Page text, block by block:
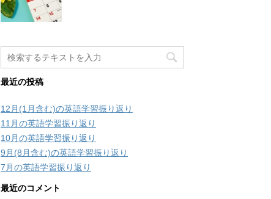
最近の投稿
12月(1月含む)の英語学習振り返り
11月の英語学習振り返り
10月の英語学習振り返り
9月(8月含む)の英語学習振り返り
7月の英語学習振り返り
最近のコメント